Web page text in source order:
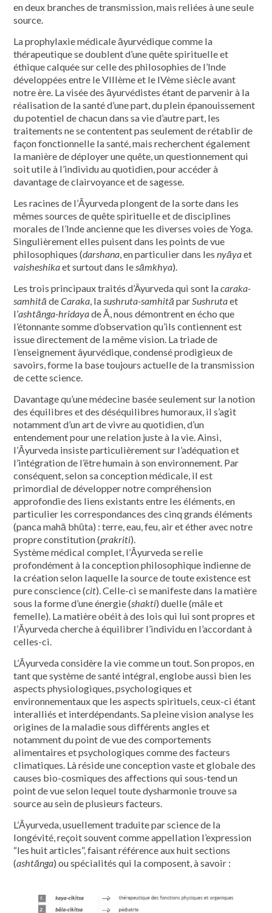
en deux branches de transmission, mais reliées à une seule
source.
La prophylaxie médicale āyurvédique comme la
thérapeutique se doublent d’une quête spirituelle et
éthique calquée sur celle des philosophies de l’Inde
développées entre le VIIIème et le IVème siècle avant
notre ère. La visée des āyurvédistes étant de parvenir à la
réalisation de la santé d’une part, du plein épanouissement
du potentiel de chacun dans sa vie d’autre part, les
traitements ne se contentent pas seulement de rétablir de
façon fonctionnelle la santé, mais recherchent également
la manière de déployer une quête, un questionnement qui
soit utile à l’individu au quotidien, pour accéder à
davantage de clairvoyance et de sagesse.
Les racines de l’Āyurveda plongent de la sorte dans les
mêmes sources de quête spirituelle et de disciplines
morales de l’Inde ancienne que les diverses voies de Yoga.
Singulièrement elles puisent dans les points de vue
philosophiques (darshana, en particulier dans lesnyāyaet
vaisheshikaet surtout dans lesāmkhya).
Les trois principaux traités d’Âyurveda qui sont lacaraka-
samhitā deCaraka, lasushruta-samhitāparSushrutaet
l’ashtānga-hridayade Ā, nous démontrent en écho que
l’étonnante somme d’observation qu’ils contiennent est
issue directement de la même vision. La triade de
l’enseignement âyurvédique, condensé prodigieux de
savoirs, forme la base toujours actuelle de la transmission
de cette science.
Davantage qu’une médecine basée seulement sur la notion
des équilibres et des déséquilibres humoraux, il s’agit
notamment d’un art de vivre au quotidien, d’un
entendement pour une relation juste à la vie. Ainsi,
l’Āyurveda insiste particulièrement sur l’adéquation et
l’intégration de l’être humain à son environnement. Par
conséquent, selon sa conception médicale, il est
primordial de développer notre compréhension
approfondie des liens existants entre les éléments, en
particulier les correspondances des cinq grands éléments
(panca mahā bhūta) : terre, eau, feu, air et éther avec notre
propre constitution (prakriti).
Système médical complet, l’Āyurveda se relie
profondément à la conception philosophique indienne de
la création selon laquelle la source de toute existence est
pure conscience (cit). Celle-ci se manifeste dans la matière
sous la forme d’une énergie (shakti) duelle (mâle et
femelle). La matière obéit à des lois qui lui sont propres et
l’Āyurveda cherche à équilibrer l’individu en l’accordant à
celles-ci.
L’Āyurveda considère la vie comme un tout. Son propos, en
tant que système de santé intégral, englobe aussi bien les
aspects physiologiques, psychologiques et
environnementaux que les aspects spirituels, ceux-ci étant
interalliés et interdépendants. Sa pleine vision analyse les
origines de la maladie sous différents angles et
notamment du point de vue des comportements
alimentaires et psychologiques comme des facteurs
climatiques. Là réside une conception vaste et globale des
causes bio-cosmiques des affections qui sous-tend un
point de vue selon lequel toute dysharmonie trouve sa
source au sein de plusieurs facteurs.
L’Āyurveda, usuellement traduite par science de la
longévité, reçoit souvent comme appellation l’expression
“les huit articles”, faisant référence aux huit sections
(ashtānga) ou spécialités qui la composent, à savoir :